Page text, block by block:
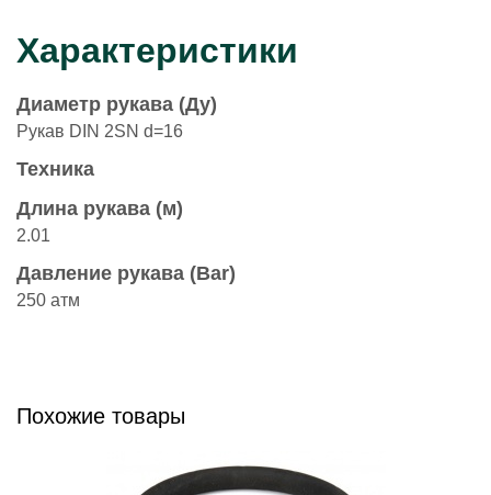
Характеристики
Диаметр рукава (Ду)
Рукав DIN 2SN d=16
Техника
Длина рукава (м)
2.01
Давление рукава (Bar)
250 атм
Похожие товары